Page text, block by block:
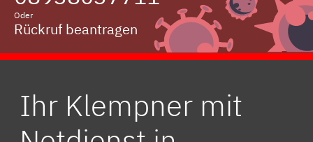
Oder
Rückruf beantragen
Ihr Klempner mit